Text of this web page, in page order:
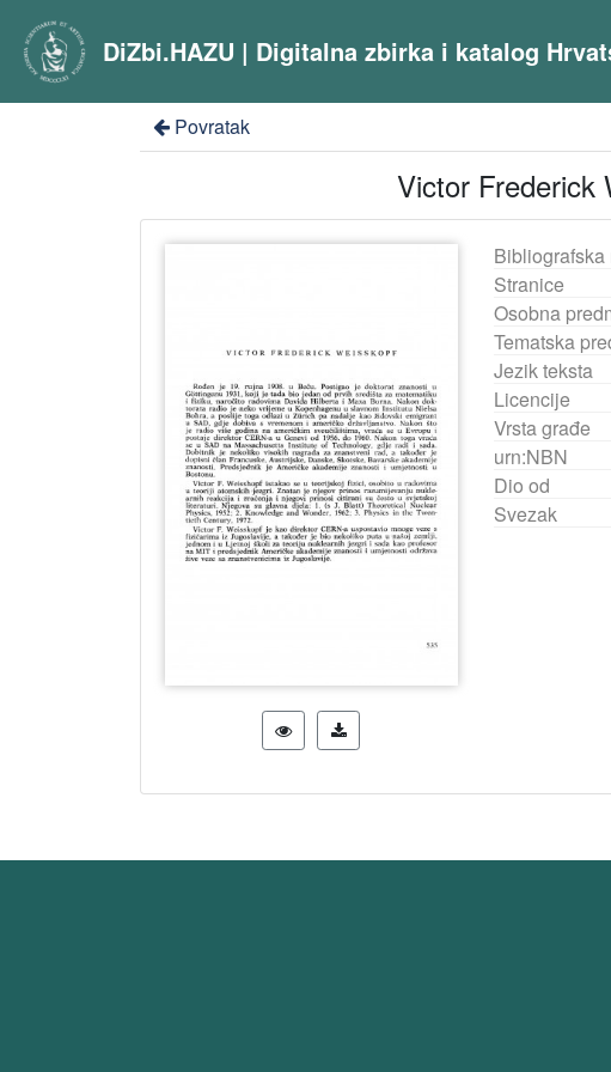
DiZbi.HAZU | Digitalna zbirka i katalog
Povratak
Victor Frederick
Bibliografska
Stranice
Osobna
Tematska
Jezik teksta
Licencije
Vrsta građe
urn:NBN
Dio od
Svezak